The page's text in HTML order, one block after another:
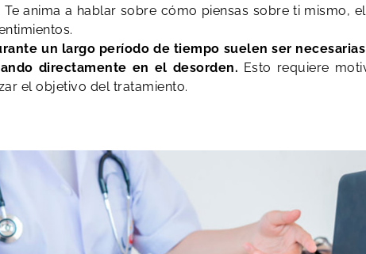
anima a hablar sobre cómo piensas sobre ti mismo,
un largo período de tiempo suelen ser
directamente en el desorden. Esto requiere
el objetivo del tratamiento.